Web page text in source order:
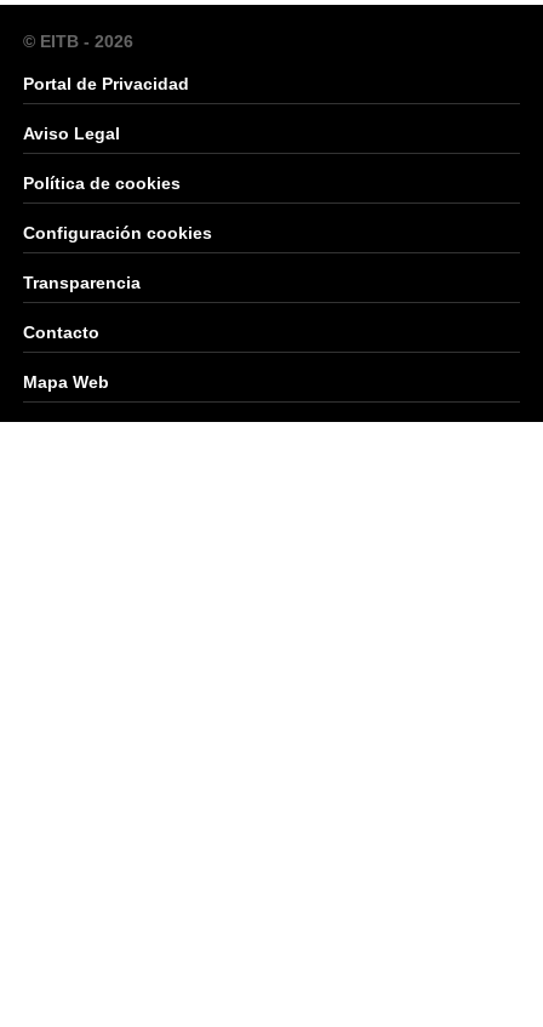
© EITB - 2026
Portal de Privacidad
Aviso Legal
Política de cookies
Configuración cookies
Transparencia
Contacto
Mapa Web